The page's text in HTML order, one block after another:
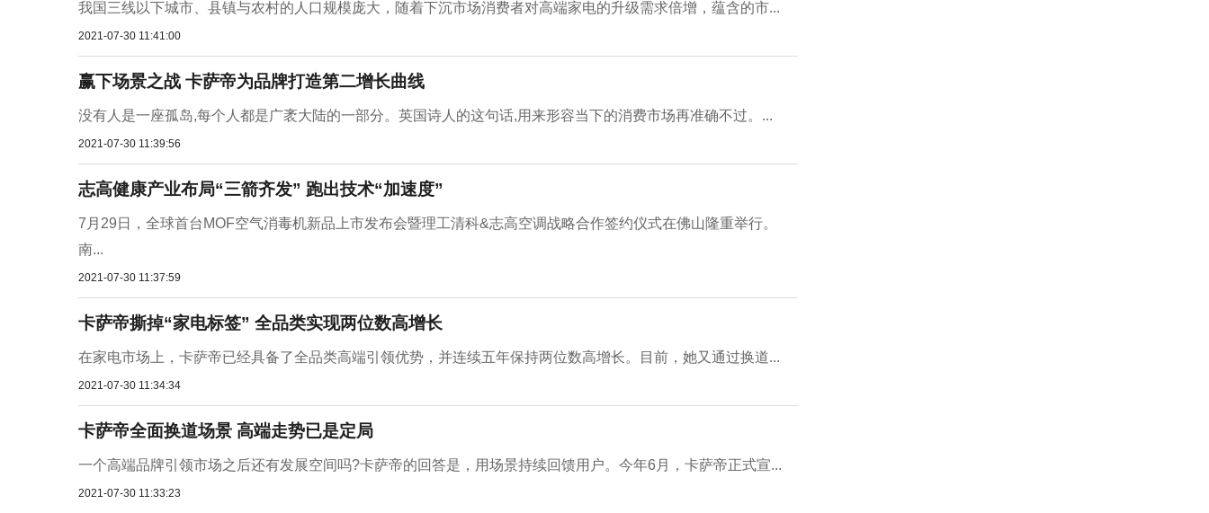
我国三线以下城市、县镇与农村的人口规模庞大，随着下沉市场消费者对高端家电的升级需求倍增，蕴含的市...
2021-07-30 11:41:00
赢下场景之战 卡萨帝为品牌打造第二增长曲线
没有人是一座孤岛,每个人都是广袤大陆的一部分。英国诗人的这句话,用来形容当下的消费市场再准确不过。...
2021-07-30 11:39:56
志高健康产业布局“三箭齐发” 跑出技术“加速度”
7月29日，全球首台MOF空气消毒机新品上市发布会暨理工清科&志高空调战略合作签约仪式在佛山隆重举行。
南...
2021-07-30 11:37:59
卡萨帝撕掉“家电标签” 全品类实现两位数高增长
在家电市场上，卡萨帝已经具备了全品类高端引领优势，并连续五年保持两位数高增长。目前，她又通过换道...
2021-07-30 11:34:34
卡萨帝全面换道场景 高端走势已是定局
一个高端品牌引领市场之后还有发展空间吗?卡萨帝的回答是，用场景持续回馈用户。今年6月，卡萨帝正式宣...
2021-07-30 11:33:23